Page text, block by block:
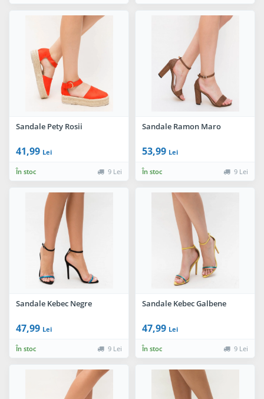
Sandale Pety Rosii
41,99 Lei
În stoc 9 Lei
Sandale Ramon Maro
53,99 Lei
În stoc 9 Lei
Sandale Kebec Negre
47,99 Lei
În stoc 9 Lei
Sandale Kebec Galbene
47,99 Lei
În stoc 9 Lei